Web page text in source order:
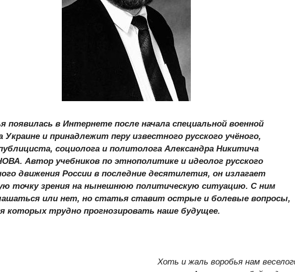
появилась в Интернете после начала специальной военной
Украине и принадлежит перу известного русского учёного,
социолога и политолога Александра Никитича
Автор учебников по этнополитике и идеолог русского
движения России в последние десятилетия, он излагает
точку зрения на нынешнюю политическую ситуацию. С ним
или нет, но статья ставит острые и болевые вопросы,
которых трудно прогнозировать наше будущее.
Хоть и жаль воробья нам